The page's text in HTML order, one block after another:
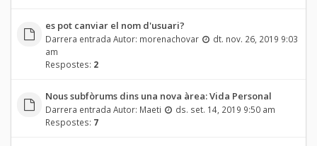
es pot canviar el nom d'usuari?
Darrera entrada Autor: morenachovar
dt. nov. 26, 2019 9:03
am
Respostes: 2
Nous subfòrums dins una nova àrea: Vida Personal
Darrera entrada Autor: Maeti
ds. set. 14, 2019 9:50 am
Respostes: 7